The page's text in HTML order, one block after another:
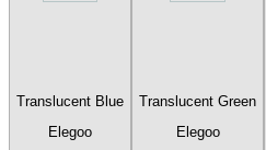
Translucent Blue
Elegoo
Translucent Green
Elegoo